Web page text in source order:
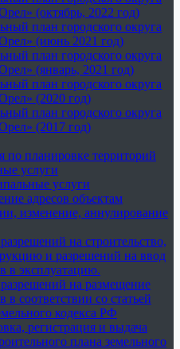
(октябрь, 2022 год)
план городского округа
(июнь 2021 год)
план городского округа
(январь, 2021 год)
план городского округа
(2020 год)
план городского округа
(2017 год)
по планировке территорий
услуги
услуги
адресов объектам
изменение, аннулирование
на строительство,
и разрешений на ввод
в эксплуатацию.
на размещение
в соответствии со статьей
кодекса РФ
регистрация и выдача
плана земельного